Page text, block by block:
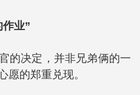
作业”
的决定，并非兄弟俩的一
愿的郑重兑现。